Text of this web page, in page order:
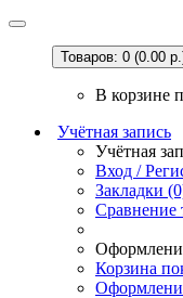
Товаров: 0 (0.00
В корзине
Учётная запись
Учётная
Вход /
Закладки
Сравнение
Корзина